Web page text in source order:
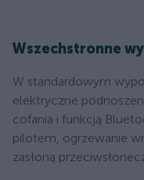
Wszechstronne
W standardowym
elektryczne
cofania i funkcją
pilotem, ogrzewanie
zasłoną